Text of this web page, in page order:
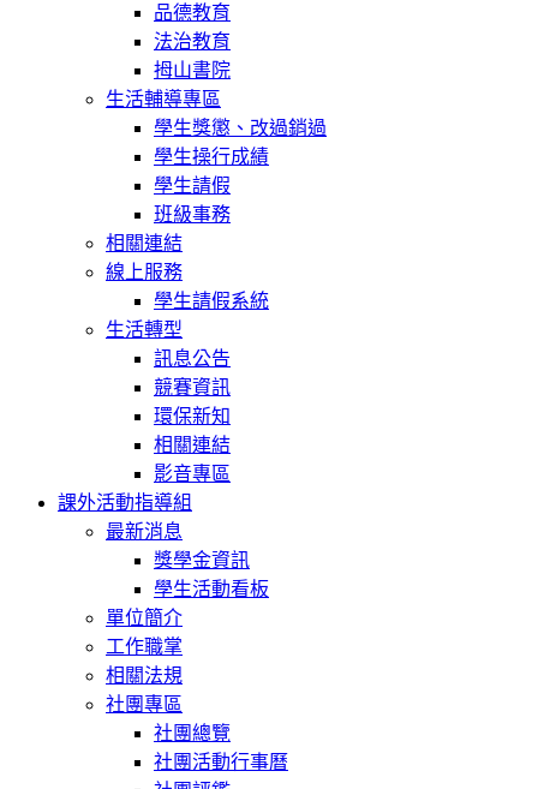
品德教育
法治教育
拇山書院
生活輔導專區
學生獎懲、改過銷過
學生操行成績
學生請假
班級事務
相關連結
線上服務
學生請假系統
生活轉型
訊息公告
競賽資訊
環保新知
相關連結
影音專區
課外活動指導組
最新消息
獎學金資訊
學生活動看板
單位簡介
工作職掌
相關法規
社團專區
社團總覽
社團活動行事曆